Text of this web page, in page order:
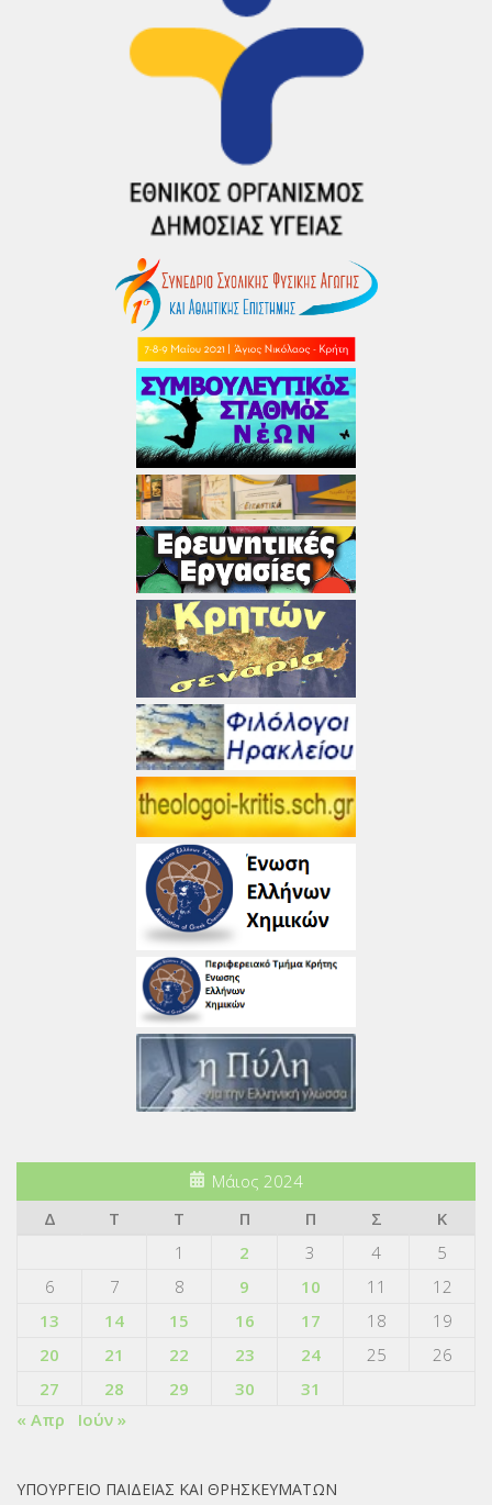
Μάιος 2024
Δ
Τ Τ Π Π Σ
Κ
1
2 3 4
5
6
7 8 9 10 11
12
13
14 15 16 17 18
19
20
21 22 23 24 25
26
27
28 29 30
31
« Απρ
Ιούν »
ΥΠΟΥΡΓΕΙΟ ΠΑΙΔΕΙΑΣ ΚΑΙ ΘΡΗΣΚΕΥΜΑΤΩΝ